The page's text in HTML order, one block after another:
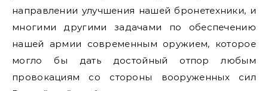
направлении улучшения нашей бронетехники, и
многими другими задачами по обеспечению
нашей армии современным оружием, которое
могло бы дать достойный отпор любым
провокациям со стороны вооруженных сил